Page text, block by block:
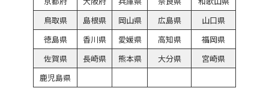
鳥取県
島根県 岡山県 広島県
山口県
徳島県
香川県 愛媛県 高知県
福岡県
佐賀県
長崎県 熊本県 大分県
宮崎県
鹿児島県